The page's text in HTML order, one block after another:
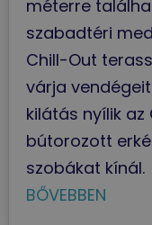
méterre
szabadtéri
Chill-Out
várja
kilátás nyílik az
bútorozott
szobákat kínál.
BŐVEBBEN